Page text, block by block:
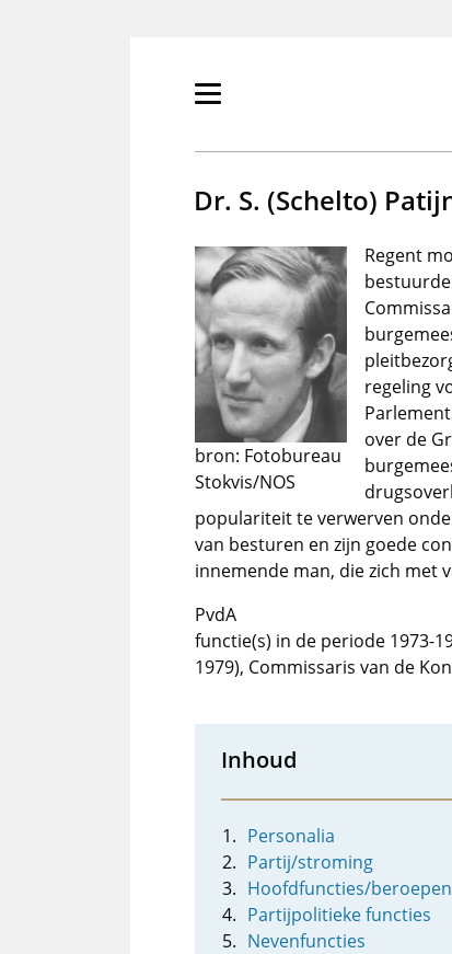
Primair
tonen/verbergen
Dr. S. (Schelto)
bron: Fotobureau
Stokvis/NOS
Regent
regeling
over de
populariteit te verwerven
van besturen en zijn goede
innemende man, die zich met
PvdA
functie(s) in de periode 1973-
1979), Commissaris van de
Inhoud
Personalia
Partij/stroming
Hoofdfuncties/beroepen
Partijpolitieke functies
Nevenfuncties